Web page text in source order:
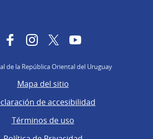
FacebookInstagram
TwitterYouTube
de la República Oriental del Uruguay
Mapa del sitio
de accesibilidad
Términos de uso